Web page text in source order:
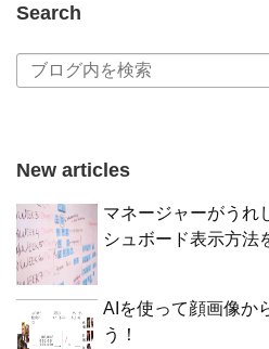
Search
New articles
マネージャーがうれ
シュボード表示方法
AIを使って顔画像か
う！